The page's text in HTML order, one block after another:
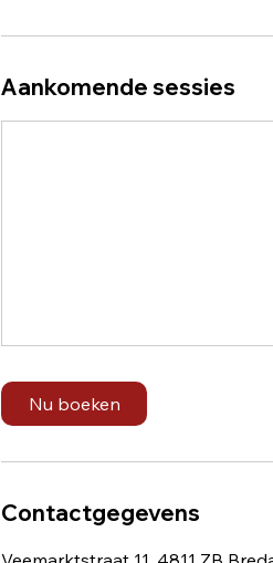
Aankomende sessies
Nu boeken
Contactgegevens